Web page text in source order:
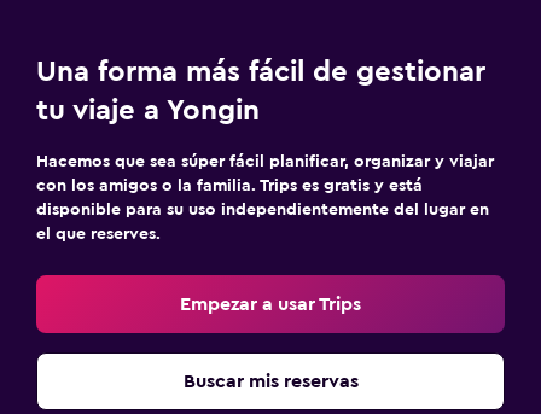
Bañera de hidromasaje
Actividades
Zoológico
Una forma más fácil de gestionar
tu viaje a Yongin
Hacemos que sea súper fácil planificar, organizar y viajar
con los amigos o la familia. Trips es gratis y está
disponible para su uso independientemente del lugar en
el que reserves.
Empezar a usar Trips
Buscar mis reservas